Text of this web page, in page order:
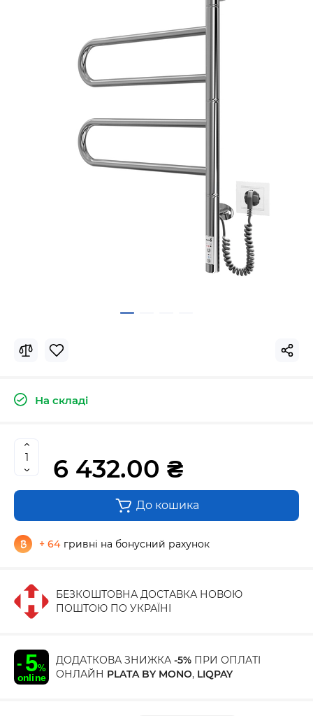
На складі
6 432.00 ₴
До кошика
+ 64 гривні на бонусний рахунок
БЕЗКОШТОВНА ДОСТАВКА НОВОЮ
ПОШТОЮ ПО УКРАЇНІ
ДОДАТКОВА ЗНИЖКА -5% ПРИ ОПЛАТІ
ОНЛАЙН PLATA BY MONO, LIQPAY